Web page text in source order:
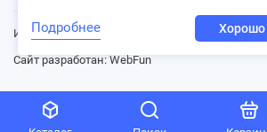
Интернет-магазин «Ventbazar», 2013 - 2026
Сайт разработан: WebFun
Подробнее Хорошо